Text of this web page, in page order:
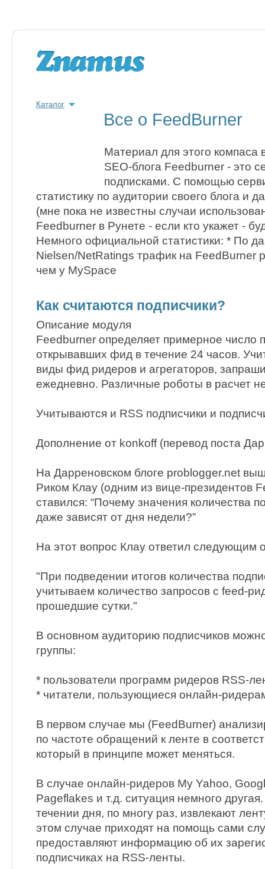
Каталог
Все о FeedBurner
Материал для этого компаса
SEO-блога Feedburner - это
подписками. С помощью
статистику по аудитории своего блога и
(мне пока не известны случаи
Feedburner в Рунете - если кто укажет -
Немного официальной статистики: * По
Nielsen/NetRatings трафик на FeedBurner
чем у MySpace
Как считаются подписчики?
Описание модуля
Feedburner определяет примерное число
открывавших фид в течение 24 часов.
виды фид ридеров и агрегаторов,
ежедневно. Различные роботы в расчет
Учитываются и RSS подписчики и
Дополнение от konkoff (перевод поста
На Дарреновском блоге problogger.net
Риком Клау (одним из вице-президентов
ставился: “Почему значения количества
даже зависят от дня недели?”
На этот вопрос Клау ответил следующим
"При подведении итогов количества
учитываем количество запросов с feed-
прошедшие сутки."
В основном аудиторию подписчиков
группы:
* пользователи программ ридеров RSS-
* читатели, пользующиеся онлайн-
В первом случае мы (FeedBurner)
по частоте обращений к ленте в
который в принципе может меняться.
В случае онлайн-ридеров My Yahoo,
Pageflakes и т.д. ситуация немного
течении дня, по многу раз, извлекают
этом случае приходят на помощь сами
предоставляют информацию об их
подписчиках на RSS-ленты.